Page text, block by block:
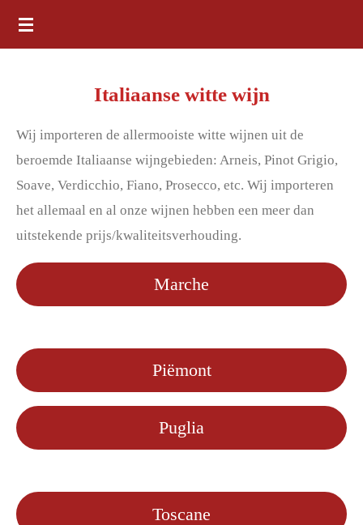
Ga
direct
Italiaanse witte wijn
Wij importeren de allermooiste witte wijnen uit de
beroemde Italiaanse wijngebieden: Arneis, Pinot Grigio,
Soave, Verdicchio, Fiano, Prosecco, etc. Wij importeren
het allemaal en al onze wijnen hebben een meer dan
uitstekende prijs/kwaliteitsverhouding.
Marche
Piëmont
Puglia
Toscane